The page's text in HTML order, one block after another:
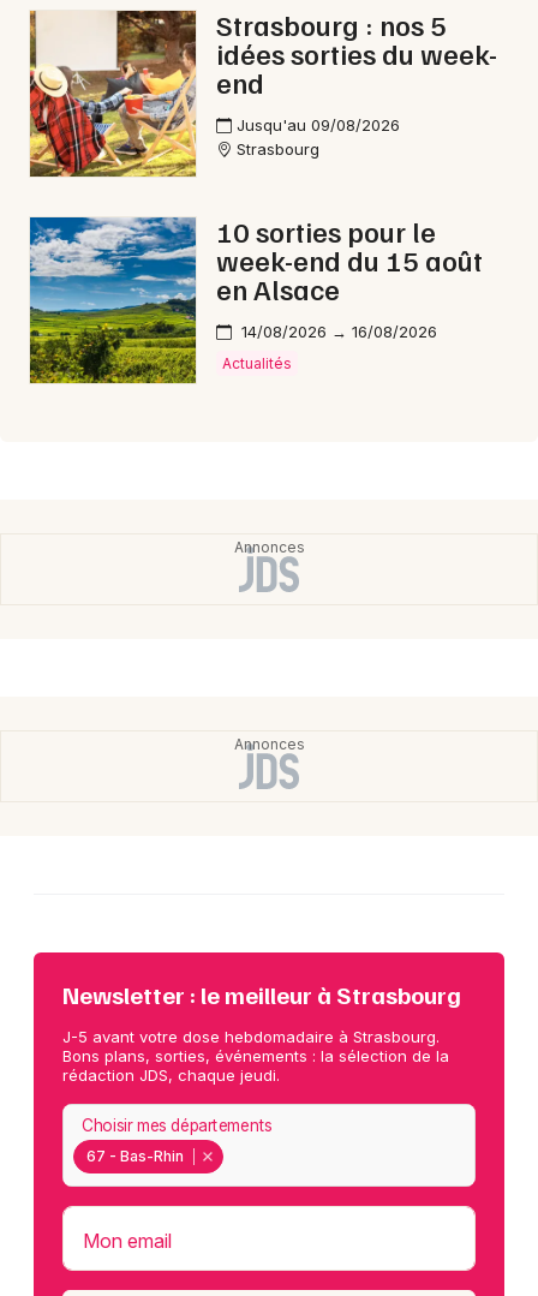
Strasbourg : nos 5
idées sorties du week-
end
Jusqu'au 09/08/2026
Strasbourg
10 sorties pour le
week-end du 15 août
en Alsace
14/08/2026 → 16/08/2026
Actualités
Newsletter : le meilleur à Strasbourg
J-5 avant votre dose hebdomadaire à Strasbourg.
Bons plans, sorties, événements : la sélection de la
rédaction JDS, chaque jeudi.
67 - Bas-Rhin
Choisir mes départements
Mon email